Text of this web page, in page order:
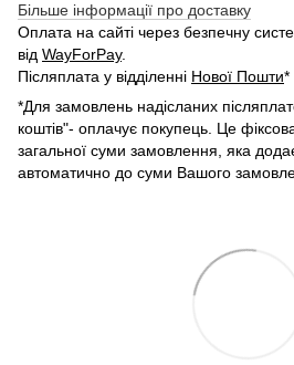
Більше інформації про доставку
Оплата на сайті через безпечну
від WayForPay.
Післяплата у відділенні Нової Пошти*
*Для замовлень надісланих
коштів"- оплачує покупець. Це
загальної суми замовлення, яка
автоматично до суми Вашого